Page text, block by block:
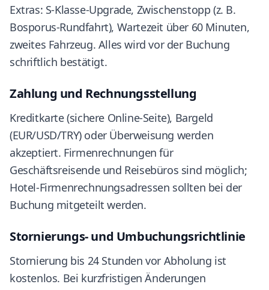
Extras: S-Klasse-Upgrade, Zwischenstopp (z. B.
Bosporus-Rundfahrt), Wartezeit über 60 Minuten,
zweites Fahrzeug. Alles wird vor der Buchung
schriftlich bestätigt.
Zahlung und Rechnungsstellung
Kreditkarte (sichere Online-Seite), Bargeld
(EUR/USD/TRY) oder Überweisung werden
akzeptiert. Firmenrechnungen für
Geschäftsreisende und Reisebüros sind möglich;
Hotel-Firmenrechnungsadressen sollten bei der
Buchung mitgeteilt werden.
Stornierungs- und Umbuchungsrichtlinie
Stornierung bis 24 Stunden vor Abholung ist
kostenlos. Bei kurzfristigen Änderungen